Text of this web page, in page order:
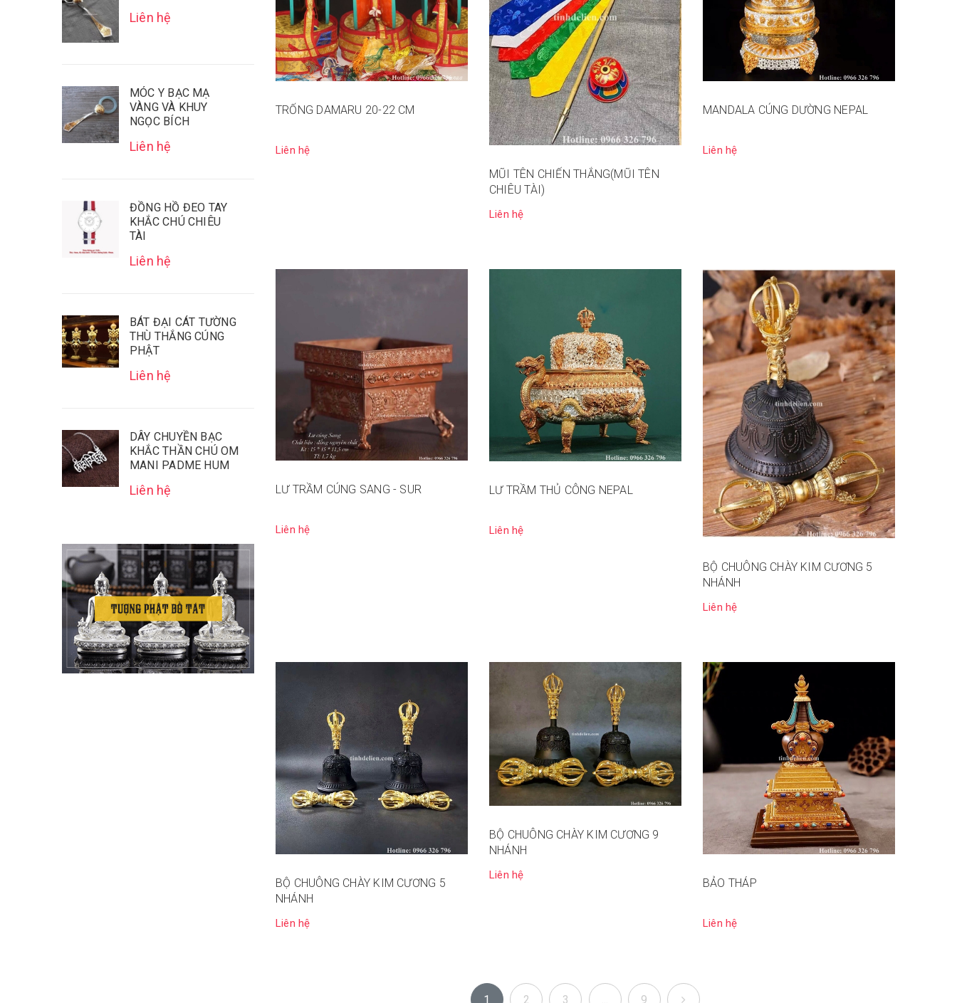
Liên hệ
MÓC Y BẠC MẠ
VÀNG VÀ KHUY
NGỌC BÍCH
Liên hệ
ĐỒNG HỒ ĐEO TAY
KHẮC CHÚ CHIÊU
TÀI
Liên hệ
BÁT ĐẠI CÁT TƯỜNG
THÙ THẮNG CÚNG
PHẬT
Liên hệ
DÂY CHUYỀN BẠC
KHẮC THẦN CHÚ OM
MANI PADME HUM
Liên hệ
TRỐNG DAMARU 20-22 CM
Liên hệ
MŨI TÊN CHIẾN THẮNG(MŨI TÊN
CHIÊU TÀI)
Liên hệ
MANDALA CÚNG DƯỜNG NEPAL
Liên hệ
LƯ TRẦM CÚNG SANG - SUR
Liên hệ
LƯ TRẦM THỦ CÔNG NEPAL
Liên hệ
BỘ CHUÔNG CHÀY KIM CƯƠNG 5
NHÁNH
Liên hệ
BỘ CHUÔNG CHÀY KIM CƯƠNG 5
NHÁNH
Liên hệ
BỘ CHUÔNG CHÀY KIM CƯƠNG 9
NHÁNH
Liên hệ
BẢO THÁP
Liên hệ
1 2 3 9